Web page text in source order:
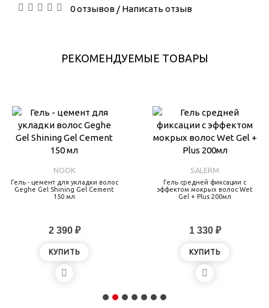
0 отзывов/ Написать отзыв
РЕКОМЕНДУЕМЫЕ ТОВАРЫ
NOOK
Гель - цемент для укладки волос
Geghe Gel Shining Gel Cement
150 мл
2 390 ₽
КУПИТЬ
SALERM
Гель средней фиксации с
эффектом мокрых волос Wet
Gel + Plus 200мл
1 330 ₽
КУПИТЬ